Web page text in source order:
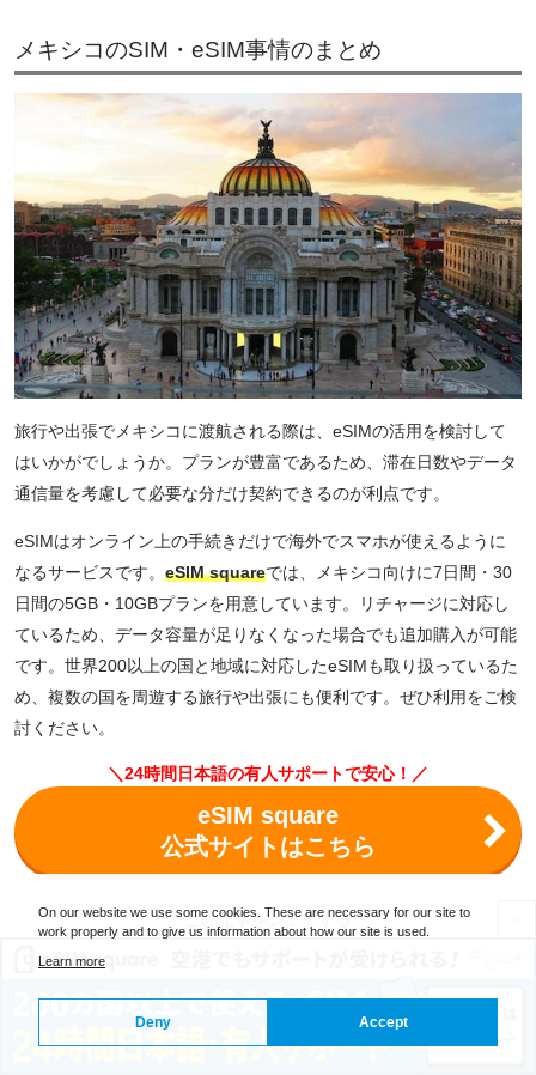
メキシコのSIM・eSIM事情のまとめ
旅行や出張でメキシコに渡航される際は、eSIMの活用を検討して
はいかがでしょうか。プランが豊富であるため、滞在日数やデータ
通信量を考慮して必要な分だけ契約できるのが利点です。
eSIMはオンライン上の手続きだけで海外でスマホが使えるように
なるサービスです。 eSIM squareでは、メキシコ向けに7日間・30
日間の5GB・10GBプランを用意しています。リチャージに対応し
ているため、データ容量が足りなくなった場合でも追加購入が可能
です。世界200以上の国と地域に対応したeSIMも取り扱っているた
め、複数の国を周遊する旅行や出張にも便利です。ぜひ利用をご検
討ください。
＼24時間日本語の有人サポートで安心！／
eSIM square
公式サイトはこちら
この記事をシェアする
アジアのSIMに関する記事
On our website we use some cookies. These are necessary for our site to
work properly and to give us information about how our site is used.
Learn more
Deny Accept